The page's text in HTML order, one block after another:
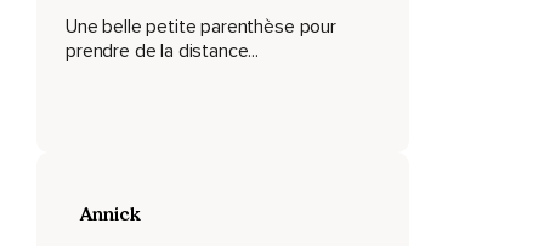
Une belle petite parenthèse pour
prendre de la distance...
Annick